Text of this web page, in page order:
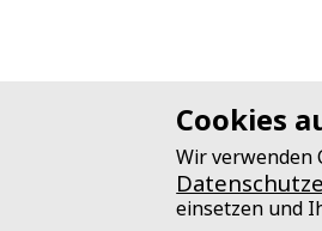
Cookies
Wir verwenden
einsetzen und